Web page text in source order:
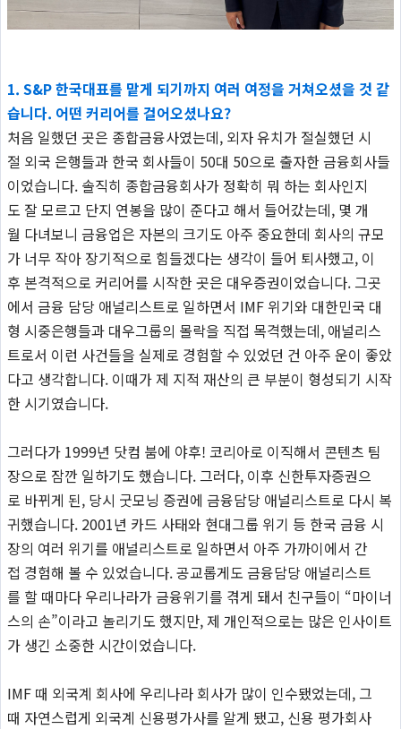
1. S&P 한국대표를 맡게 되기까지 여러 여정을 거쳐오셨을 것 같
습니다. 어떤 커리어를 걸어오셨나요?
처음 일했던 곳은 종합금융사였는데, 외자 유치가 절실했던 시
절 외국 은행들과 한국 회사들이 50대 50으로 출자한 금융회사들
이었습니다. 솔직히 종합금융회사가 정확히 뭐 하는 회사인지
도 잘 모르고 단지 연봉을 많이 준다고 해서 들어갔는데, 몇 개
월 다녀보니 금융업은 자본의 크기도 아주 중요한데 회사의 규모
가 너무 작아 장기적으로 힘들겠다는 생각이 들어 퇴사했고, 이
후 본격적으로 커리어를 시작한 곳은 대우증권이었습니다. 그곳
에서 금융 담당 애널리스트로 일하면서 IMF 위기와 대한민국 대
형 시중은행들과 대우그룹의 몰락을 직접 목격했는데, 애널리스
트로서 이런 사건들을 실제로 경험할 수 있었던 건 아주 운이 좋았
다고 생각합니다. 이때가 제 지적 재산의 큰 부분이 형성되기 시작
한 시기였습니다.
그러다가 1999년 닷컴 붐에 야후! 코리아로 이직해서 콘텐츠 팀
장으로 잠깐 일하기도 했습니다. 그러다, 이후 신한투자증권으
로 바뀌게 된, 당시 굿모닝 증권에 금융담당 애널리스트로 다시 복
귀했습니다. 2001년 카드 사태와 현대그룹 위기 등 한국 금융 시
장의 여러 위기를 애널리스트로 일하면서 아주 가까이에서 간
접 경험해 볼 수 있었습니다. 공교롭게도 금융담당 애널리스트
를 할 때마다 우리나라가 금융위기를 겪게 돼서 친구들이 “마이너
스의 손”이라고 놀리기도 했지만, 제 개인적으로는 많은 인사이트
가 생긴 소중한 시간이었습니다.
IMF 때 외국계 회사에 우리나라 회사가 많이 인수됐었는데, 그
때 자연스럽게 외국계 신용평가사를 알게 됐고, 신용 평가회사